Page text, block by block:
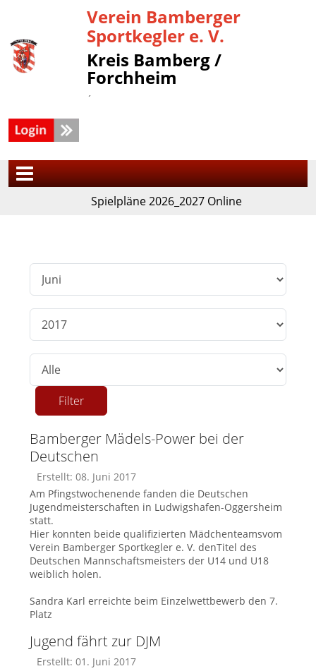
Verein Bamberger
Sportkegler e. V.
Kreis Bamberg /
Forchheim
´
Spielpläne 2026_2027 Online
Filter
Bamberger Mädels-Power bei der
Deutschen
Erstellt: 08. Juni 2017
Am Pfingstwochenende fanden die Deutschen
Jugendmeisterschaften in Ludwigshafen-Oggersheim
statt.
Hier konnten beide qualifizierten Mädchenteamsvom
Verein Bamberger Sportkegler e. V. denTitel des
Deutschen Mannschaftsmeisters der U14 und U18
weiblich holen.
Sandra Karl erreichte beim Einzelwettbewerb den 7.
Platz
Jugend fährt zur DJM
Erstellt: 01. Juni 2017